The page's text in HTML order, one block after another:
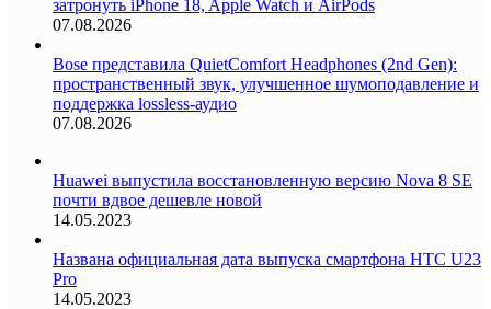
затронуть iPhone 18, Apple Watch и AirPods
07.08.2026
Bose представила QuietComfort Headphones (2nd Gen):
пространственный звук, улучшенное шумоподавление и
поддержка lossless-аудио
07.08.2026
Huawei выпустила восстановленную версию Nova 8 SE
почти вдвое дешевле новой
14.05.2023
Названа официальная дата выпуска смартфона HTC U23
Pro
14.05.2023